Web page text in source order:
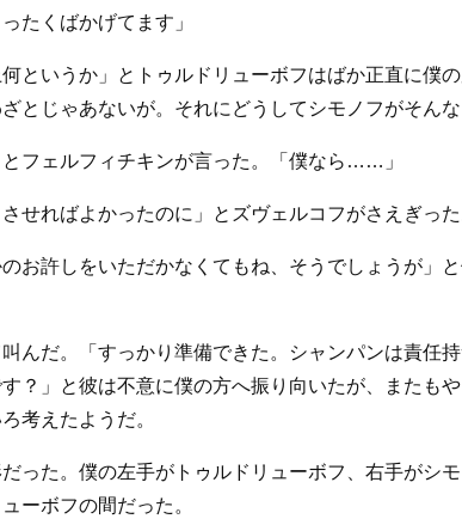
たくばかげてます」
というか」とトゥルドリューボフはばか正直に僕
とじゃあないが。それにどうしてシモノフがそん
フェルフィチキンが言った。「僕なら……」
せればよかったのに」とズヴェルコフがさえぎっ
お許しをいただかなくてもね、そうでしょうが」
叫んだ。「すっかり準備できた。シャンパンは責
？」と彼は不意に僕の方へ振り向いたが、またも
考えたようだ。
った。僕の左手がトゥルドリューボフ、右手がシ
ーボフの間だった。